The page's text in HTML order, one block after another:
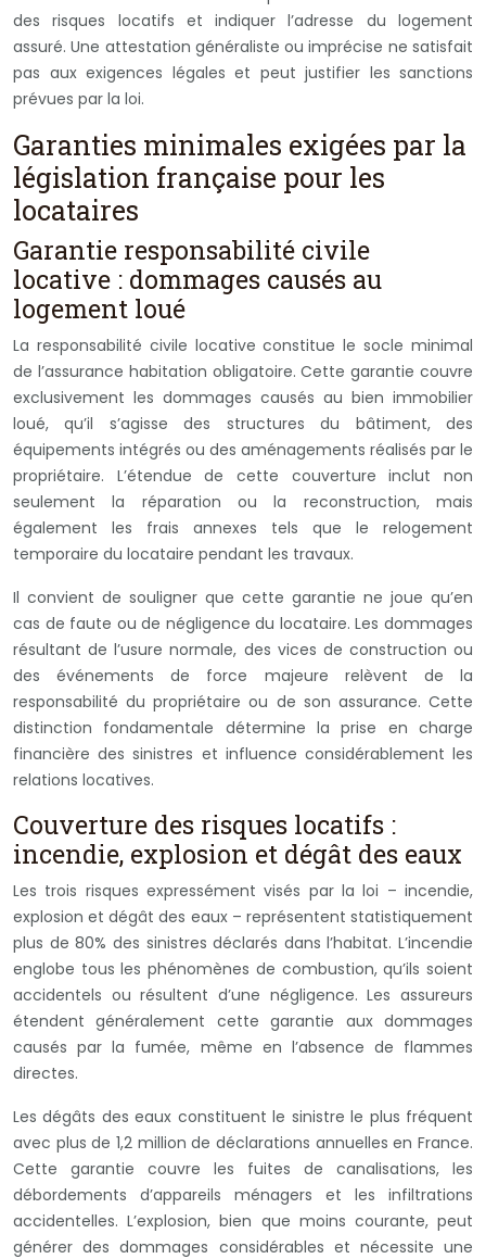
des risques locatifs et indiquer l’adresse du logement
assuré. Une attestation généraliste ou imprécise ne satisfait
pas aux exigences légales et peut justifier les sanctions
prévues par la loi.
Garanties minimales exigées par la
législation française pour les
locataires
Garantie responsabilité civile
locative : dommages causés au
logement loué
La responsabilité civile locative constitue le socle minimal
de l’assurance habitation obligatoire. Cette garantie couvre
exclusivement les dommages causés au bien immobilier
loué, qu’il s’agisse des structures du bâtiment, des
équipements intégrés ou des aménagements réalisés par le
propriétaire. L’étendue de cette couverture inclut non
seulement la réparation ou la reconstruction, mais
également les frais annexes tels que le relogement
temporaire du locataire pendant les travaux.
Il convient de souligner que cette garantie ne joue qu’en
cas de faute ou de négligence du locataire. Les dommages
résultant de l’usure normale, des vices de construction ou
des événements de force majeure relèvent de la
responsabilité du propriétaire ou de son assurance. Cette
distinction fondamentale détermine la prise en charge
financière des sinistres et influence considérablement les
relations locatives.
Couverture des risques locatifs :
incendie, explosion et dégât des eaux
Les trois risques expressément visés par la loi – incendie,
explosion et dégât des eaux – représentent statistiquement
plus de 80% des sinistres déclarés dans l’habitat. L’incendie
englobe tous les phénomènes de combustion, qu’ils soient
accidentels ou résultent d’une négligence. Les assureurs
étendent généralement cette garantie aux dommages
causés par la fumée, même en l’absence de flammes
directes.
Les dégâts des eaux constituent le sinistre le plus fréquent
avec plus de 1,2 million de déclarations annuelles en France.
Cette garantie couvre les fuites de canalisations, les
débordements d’appareils ménagers et les infiltrations
accidentelles. L’explosion, bien que moins courante, peut
générer des dommages considérables et nécessite une